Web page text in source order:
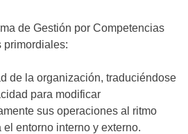
de Gestión por Competencias
primordiales:
de la organización, traduciéndose
para modificar
sus operaciones al ritmo
el entorno interno y externo.